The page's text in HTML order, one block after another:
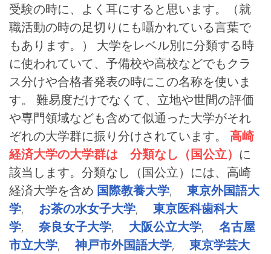
受験の時に、よく耳にすると思います。（就
職活動の時の足切りにも囁かれている言葉で
もあります。） 大学をレベル別に分類する時
に使われていて、予備校や高校などでもクラ
ス分けや合格者発表の時にこの名称を使いま
す。 難易度だけでなくて、立地や世間の評価
や専門領域なども含めて似通った大学がそれ
ぞれの大学群に振り分けされています。 高崎
経済大学の大学群は 分類なし（国公立） に
該当します。分類なし（国公立）には、高崎
経済大学を含め 国際教養大学, 東京外国語大
学, お茶の水女子大学, 東京医科歯科大
学, 奈良女子大学, 大阪公立大学, 名古屋
市立大学,神戸市外国語大学, 東京学芸大